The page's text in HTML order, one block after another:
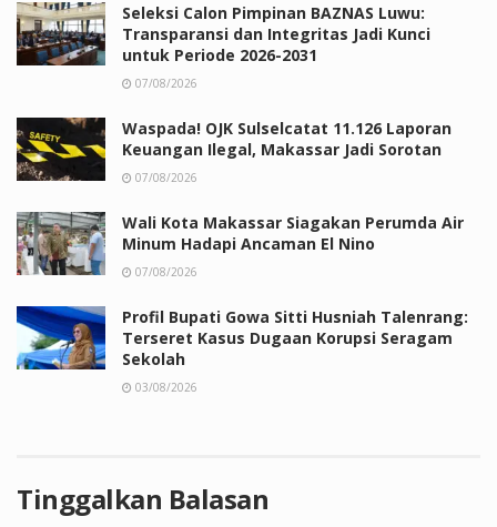
Seleksi Calon Pimpinan BAZNAS Luwu:
Transparansi dan Integritas Jadi Kunci
untuk Periode 2026-2031
07/08/2026
Waspada! OJK Sulselcatat 11.126 Laporan
Keuangan Ilegal, Makassar Jadi Sorotan
07/08/2026
Wali Kota Makassar Siagakan Perumda Air
Minum Hadapi Ancaman El Nino
07/08/2026
Profil Bupati Gowa Sitti Husniah Talenrang:
Terseret Kasus Dugaan Korupsi Seragam
Sekolah
03/08/2026
Tinggalkan Balasan